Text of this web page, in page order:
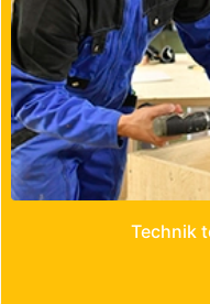
Technik